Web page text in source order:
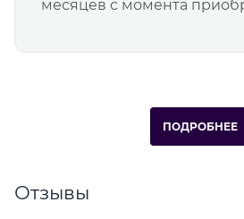
месяцев с момента
ПОДРОБНЕЕ
Отзывы